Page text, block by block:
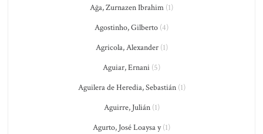
Ağa, Zurnazen Ibrahim (1)
Agostinho, Gilberto (4)
Agricola, Alexander(1)
Aguiar, Ernani (5)
Aguilera de Heredia, Sebastián(1)
Aguirre, Julián(1)
Agurto, José Loaysa y(1)